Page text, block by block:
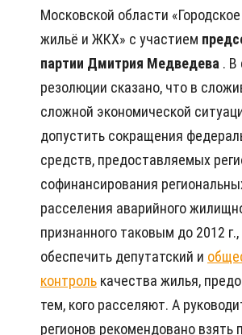
Московской области
жильё и ЖКХ» с участием
партии Дмитрия Медведева . В
резолюции сказано, что в
сложной экономической
допустить сокращения
средств, предоставляемых
софинансирования
расселения аварийного
признанного таковым до 2012
обеспечить депутатский и
контроль качества жилья,
тем, кого расселяют. А
регионов рекомендовано взять